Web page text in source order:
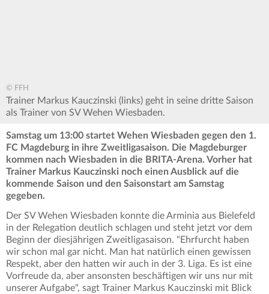
© FFH
Trainer Markus Kauczinski (links) geht in seine dritte Saison
als Trainer von SV Wehen Wiesbaden.
Samstag um 13:00 startet Wehen Wiesbaden gegen den 1.
FC Magdeburg in ihre Zweitligasaison. Die Magdeburger
kommen nach Wiesbaden in die BRITA-Arena. Vorher hat
Trainer Markus Kauczinski noch einen Ausblick auf die
kommende Saison und den Saisonstart am Samstag
gegeben.
Der SV Wehen Wiesbaden konnte die Arminia aus Bielefeld
in der Relegation deutlich schlagen und steht jetzt vor dem
Beginn der diesjährigen Zweitligasaison. "Ehrfurcht haben
wir schon mal gar nicht. Man hat natürlich einen gewissen
Respekt, aber den hatten wir auch in der 3. Liga. Es ist eine
Vorfreude da, aber ansonsten beschäftigen wir uns nur mit
unserer Aufgabe", sagt Trainer Markus Kauczinski mit Blick